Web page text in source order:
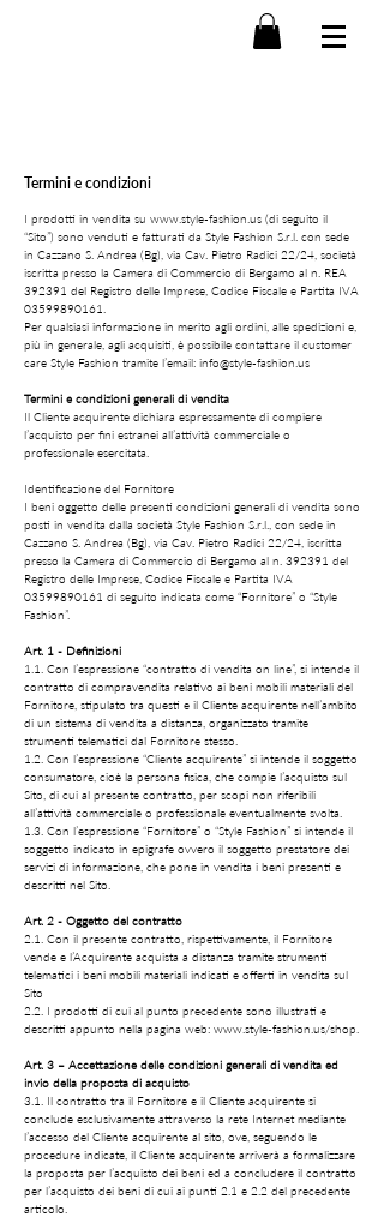
Termini e condizioni
I prodotti in vendita su www.style-fashion.us (di seguito il
“Sito”) sono venduti e fatturati da Style Fashion S.r.l. con sede
in Cazzano S. Andrea (Bg), via Cav. Pietro Radici 22/24, società
iscritta presso la Camera di Commercio di Bergamo al n. REA
392391 del Registro delle Imprese, Codice Fiscale e Partita IVA
03599890161
Per qualsiasi informazione in merito agli ordini, alle spedizioni e,
più in generale, agli acquisiti, è possibile contattare il customer
care Style Fashion tramite l’email: info@style-fashion.us
Termini e condizioni generali di vendita
Il Cliente acquirente dichiara espressamente di compiere
l’acquisto per fini estranei all’attività commerciale o
professionale esercitata.
Identificazione del Fornitore
I beni oggetto delle presenti condizioni generali di vendita sono
posti in vendita dalla società Style Fashion S.r.l., con sede in
Cazzano S. Andrea (Bg), via Cav. Pietro Radici 22/24, iscritta
presso la Camera di Commercio di Bergamo al n. 392391 del
Registro delle Imprese, Codice Fiscale e Partita IVA
03599890161 di seguito indicata come “Fornitore” o “Style
Fashion”.
Art. 1 - Definizioni
1.1. Con l’espressione “contratto di vendita on line”, si intende il
contratto di compravendita relativo ai beni mobili materiali del
Fornitore, stipulato tra questi e il Cliente acquirente nell’ambito
di un sistema di vendita a distanza, organizzato tramite
strumenti telematici dal Fornitore stesso.
1.2. Con l’espressione “Cliente acquirente” si intende il soggetto
consumatore, cioè la persona fisica, che compie l’acquisto sul
Sito, di cui al presente contratto, per scopi non riferibili
all’attività commerciale o professionale eventualmente svolta.
1.3. Con l’espressione “Fornitore” o “Style Fashion” si intende il
soggetto indicato in epigrafe ovvero il soggetto prestatore dei
servizi di informazione, che pone in vendita i beni presenti e
descritti nel Sito.
Art. 2 - Oggetto del contratto
2.1. Con il presente contratto, rispettivamente, il Fornitore
vende e l’Acquirente acquista a distanza tramite strumenti
telematici i beni mobili materiali indicati e offerti in vendita sul
Sito
2.2. I prodotti di cui al punto precedente sono illustrati e
descritti appunto nella pagina web: www.style-fashion.us/shop.
Art. 3 – Accettazione delle condizioni generali di vendita ed
invio della proposta di acquisto
3.1. Il contratto tra il Fornitore e il Cliente acquirente si
conclude esclusivamente attraverso la rete Internet mediante
l’accesso del Cliente acquirente al sito, ove, seguendo le
procedure indicate, il Cliente acquirente arriverà a formalizzare
la proposta per l’acquisto dei beni ed a concludere il contratto
per l’acquisto dei beni di cui ai punti 2.1 e 2.2 del precedente
articolo.